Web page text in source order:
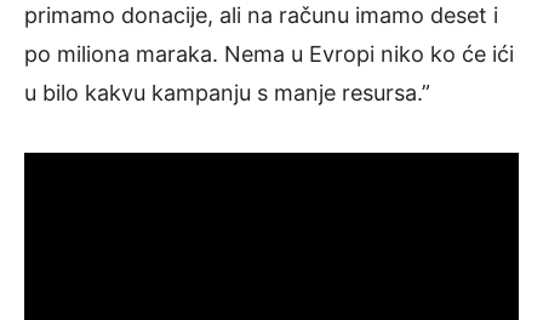
primamo donacije, ali na računu imamo deset i
po miliona maraka. Nema u Evropi niko ko će ići
u bilo kakvu kampanju s manje resursa.”